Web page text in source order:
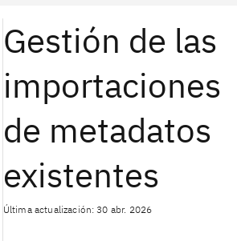
Gestión de las
importaciones
de metadatos
existentes
Última actualización: 30 abr. 2026